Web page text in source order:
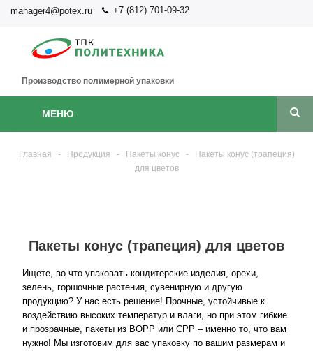
manager4@potex.ru +7 (812) 701-09-32
Производство полимерной упаковки
МЕНЮ
Главная - Продукция - Пакеты конус -
Пакеты конус (трапеция)
для цветов
Пакеты конус (трапеция) для цветов
Ищете, во что упаковать кондитерские изделия, орехи,
зелень, горшочные растения, сувенирную и другую
продукцию? У нас есть решение! Прочные, устойчивые к
воздействию высоких температур и влаги, но при этом гибкие
и прозрачные, пакеты из ВОРР или СРР – именно то, что вам
нужно! Мы изготовим для вас упаковку по вашим размерам и